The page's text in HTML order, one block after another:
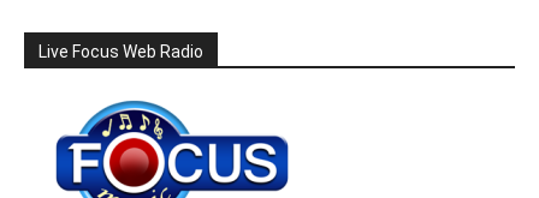
Live Focus Web Radio